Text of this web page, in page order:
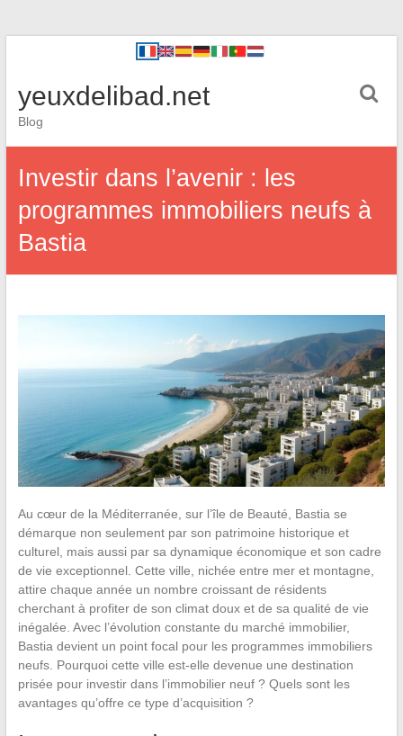
yeuxdelibad.net
Blog
Investir dans l’avenir : les
programmes immobiliers neufs à
Bastia
Au cœur de la Méditerranée, sur l’île de Beauté, Bastia se
démarque non seulement par son patrimoine historique et
culturel, mais aussi par sa dynamique économique et son cadre
de vie exceptionnel. Cette ville, nichée entre mer et montagne,
attire chaque année un nombre croissant de résidents
cherchant à profiter de son climat doux et de sa qualité de vie
inégalée. Avec l’évolution constante du marché immobilier,
Bastia devient un point focal pour les programmes immobiliers
neufs. Pourquoi cette ville est-elle devenue une destination
prisée pour investir dans l’immobilier neuf ? Quels sont les
avantages qu’offre ce type d’acquisition ?